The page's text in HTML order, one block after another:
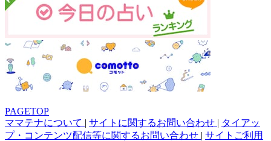
PAGETOP
ママテナについて | サイトに関するお問い合わせ | タイアッ
プ・コンテンツ配信等に関するお問い合わせ | サイトご利用